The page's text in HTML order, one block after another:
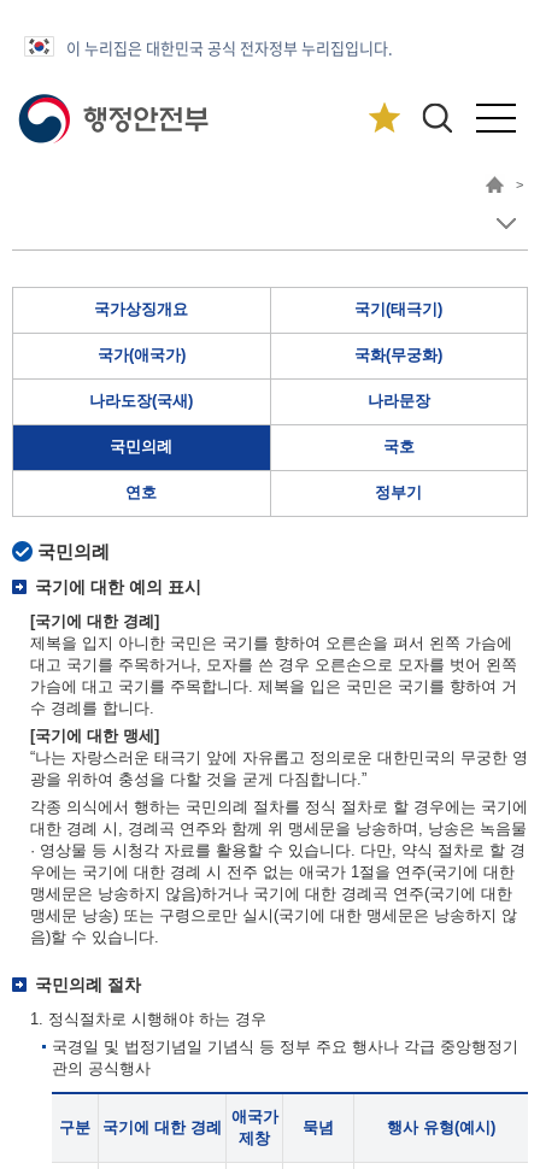
이 누리집은 대한민국 공식 전자정부 누리집입니다.
>
국가상징개요 국기(태극기)
국가(애국가) 국화(무궁화)
나라도장(국새) 나라문장
국민의례 국호
연호 정부기
국민의례
국기에 대한 예의 표시
[국기에 대한 경례]
제복을 입지 아니한 국민은 국기를 향하여 오른손을 펴서 왼쪽 가슴에
대고 국기를 주목하거나, 모자를 쓴 경우 오른손으로 모자를 벗어 왼쪽
가슴에 대고 국기를 주목합니다. 제복을 입은 국민은 국기를 향하여 거
수 경례를 합니다.
[국기에 대한 맹세]
“나는 자랑스러운 태극기 앞에 자유롭고 정의로운 대한민국의 무궁한 영
광을 위하여 충성을 다할 것을 굳게 다짐합니다.”
각종 의식에서 행하는 국민의례 절차를 정식 절차로 할 경우에는 국기에
대한 경례 시, 경례곡 연주와 함께 위 맹세문을 낭송하며, 낭송은 녹음물
· 영상물 등 시청각 자료를 활용할 수 있습니다. 다만, 약식 절차로 할 경
우에는 국기에 대한 경례 시 전주 없는 애국가 1절을 연주(국기에 대한
맹세문은 낭송하지 않음)하거나 국기에 대한 경례곡 연주(국기에 대한
맹세문 낭송) 또는 구령으로만 실시(국기에 대한 맹세문은 낭송하지 않
음)할 수 있습니다.
국민의례 절차
1. 정식절차로 시행해야 하는 경우
국경일 및 법정기념일 기념식 등 정부 주요 행사나 각급 중앙행정기
관의 공식행사
구분 국기에 대한 경례
애국가
제창
묵념 행사 유형(예시)